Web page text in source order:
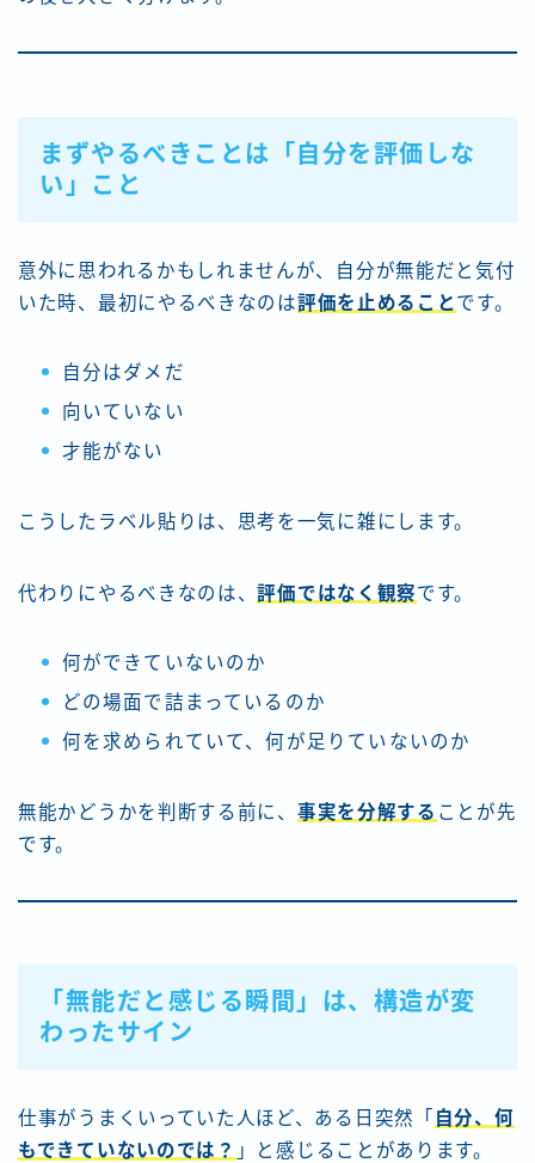
まずやるべきことは「自分を評価しな
い」こと
意外に思われるかもしれませんが、自分が無能だと気付
いた時、最初にやるべきなのは評価を止めることです。
自分はダメだ
向いていない
才能がない
こうしたラベル貼りは、思考を一気に雑にします。
代わりにやるべきなのは、評価ではなく 観察です。
何ができていないのか
どの場面で詰まっているのか
何を求められていて、何が足りていないのか
無能かどうかを判断する前に、 事実を分解する ことが先
です。
「無能だと感じる瞬間」は、構造が変
わったサイン
仕事がうまくいっていた人ほど、ある日突然「 自分、何
もできていないのでは？ 」と感じることがあります。